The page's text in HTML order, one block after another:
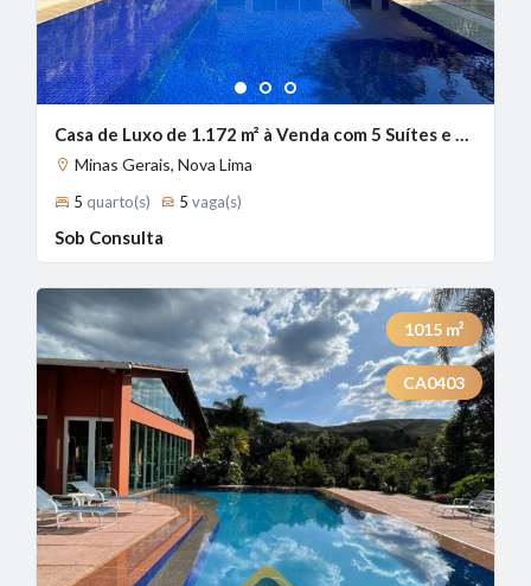
1 2 3
Casa de Luxo de 1.172 m² à Venda com 5 Suítes e Vista Panorâmica no Riviera, Nova Lima - MG
Minas Gerais, Nova Lima
5 quarto(s) 5 vaga(s)
Sob Consulta
1015 m²
CA0403